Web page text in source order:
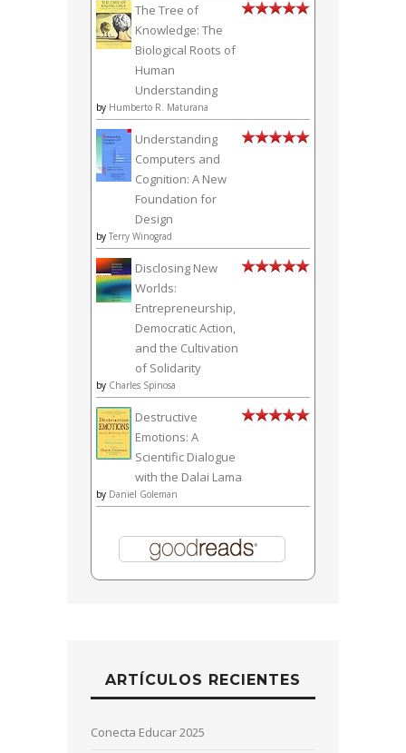
The Tree of
Knowledge: The
Biological Roots of
Human
Understanding
by Humberto R. Maturana
Understanding
Computers and
Cognition: A New
Foundation for
Design
by Terry Winograd
Disclosing New
Worlds:
Entrepreneurship,
Democratic Action,
and the Cultivation
of Solidarity
by Charles Spinosa
Destructive
Emotions: A
Scientific Dialogue
with the Dalai Lama
by Daniel Goleman
ARTÍCULOS RECIENTES
Conecta Educar 2025